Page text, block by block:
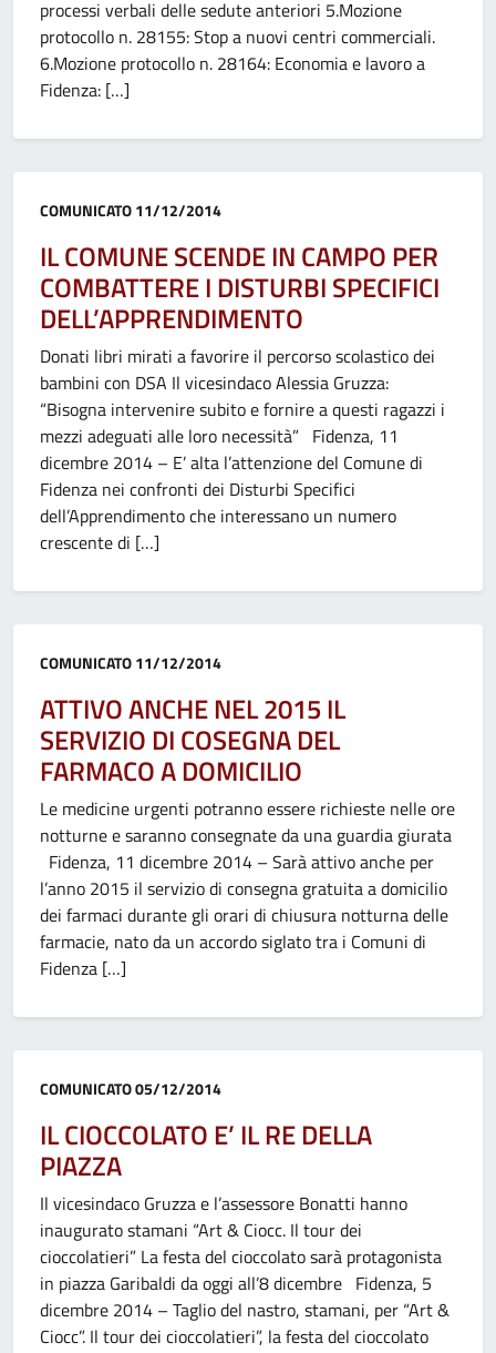
processi verbali delle sedute anteriori 5.Mozione
protocollo n. 28155: Stop a nuovi centri commerciali.
6.Mozione protocollo n. 28164: Economia e lavoro a
Fidenza: […]
Categoria:
COMUNICATO11/12/2014
IL COMUNE SCENDE IN CAMPO PER
COMBATTERE I DISTURBI SPECIFICI
DELL’APPRENDIMENTO
Donati libri mirati a favorire il percorso scolastico dei
bambini con DSA Il vicesindaco Alessia Gruzza:
“Bisogna intervenire subito e fornire a questi ragazzi i
mezzi adeguati alle loro necessità” Fidenza, 11
dicembre 2014 – E’ alta l’attenzione del Comune di
Fidenza nei confronti dei Disturbi Specifici
dell’Apprendimento che interessano un numero
crescente di […]
Categoria:
COMUNICATO11/12/2014
ATTIVO ANCHE NEL 2015 IL
SERVIZIO DI COSEGNA DEL
FARMACO A DOMICILIO
Le medicine urgenti potranno essere richieste nelle ore
notturne e saranno consegnate da una guardia giurata
Fidenza, 11 dicembre 2014 – Sarà attivo anche per
l’anno 2015 il servizio di consegna gratuita a domicilio
dei farmaci durante gli orari di chiusura notturna delle
farmacie, nato da un accordo siglato tra i Comuni di
Fidenza […]
Categoria:
COMUNICATO05/12/2014
IL CIOCCOLATO E’ IL RE DELLA
PIAZZA
Il vicesindaco Gruzza e l’assessore Bonatti hanno
inaugurato stamani “Art & Ciocc. Il tour dei
cioccolatieri” La festa del cioccolato sarà protagonista
in piazza Garibaldi da oggi all’8 dicembre Fidenza, 5
dicembre 2014 – Taglio del nastro, stamani, per “Art &
Ciocc”. Il tour dei cioccolatieri”, la festa del cioccolato